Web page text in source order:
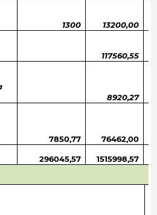
1300 13200,00
117560,55
8920,27
7850,77 76462,00
296045,57 1515998,57